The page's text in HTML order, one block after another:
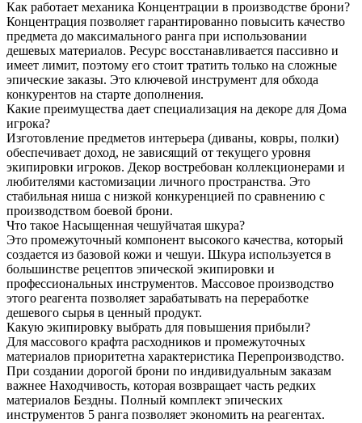
Как работает механика Концентрации в производстве брони?
Концентрация позволяет гарантированно повысить качество
предмета до максимального ранга при использовании
дешевых материалов. Ресурс восстанавливается пассивно и
имеет лимит, поэтому его стоит тратить только на сложные
эпические заказы. Это ключевой инструмент для обхода
конкурентов на старте дополнения.
Какие преимущества дает специализация на декоре для Дома
игрока?
Изготовление предметов интерьера (диваны, ковры, полки)
обеспечивает доход, не зависящий от текущего уровня
экипировки игроков. Декор востребован коллекционерами и
любителями кастомизации личного пространства. Это
стабильная ниша с низкой конкуренцией по сравнению с
производством боевой брони.
Что такое Насыщенная чешуйчатая шкура?
Это промежуточный компонент высокого качества, который
создается из базовой кожи и чешуи. Шкура используется в
большинстве рецептов эпической экипировки и
профессиональных инструментов. Массовое производство
этого реагента позволяет зарабатывать на переработке
дешевого сырья в ценный продукт.
Какую экипировку выбрать для повышения прибыли?
Для массового крафта расходников и промежуточных
материалов приоритетна характеристика Перепроизводство.
При создании дорогой брони по индивидуальным заказам
важнее Находчивость, которая возвращает часть редких
материалов Бездны. Полный комплект эпических
инструментов 5 ранга позволяет экономить на реагентах.